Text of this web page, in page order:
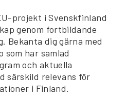
projekt i Svenskfinland
genom fortbildande
Bekanta dig gärna med
har samlad
och aktuella
särskild relevans för
i Finland.